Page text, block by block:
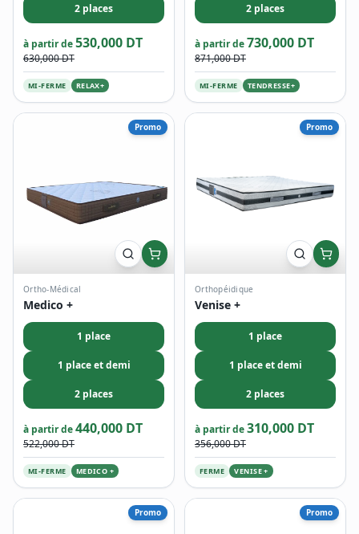
2 places
à partir de530,000 DT
630,000 DT
MI-FERME RELAX+
2 places
à partir de730,000 DT
871,000 DT
MI-FERME TENDRESSE+
Promo
Ortho-Médical
Medico +
1 place
1 place et demi
2 places
à partir de440,000 DT
522,000 DT
MI-FERME MEDICO +
Promo
Orthopéidique
Venise +
1 place
1 place et demi
2 places
à partir de310,000 DT
356,000 DT
FERME VENISE +
Promo Promo